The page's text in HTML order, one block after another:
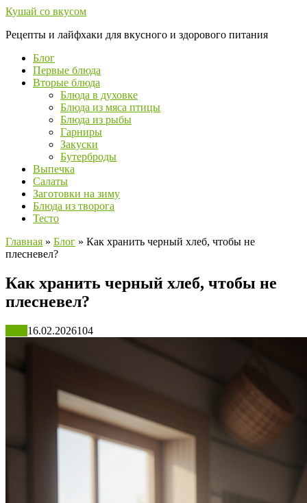
Перейти
контенту
Кушай со вкусом
Рецепты и лайфхаки для вкусного и здорового питания
Блог
Первые блюда
Вторые блюда
Блюда в духовке
Блюда из мяса птицы
Блюда из рыбы
Гарниры
Закуски
Бутерброды
Выпечка
Салаты
Заготовки на зиму
Блюда из творога
Тесто
Главная » Блог » Как хранить черный хлеб, чтобы не
плесневел?
Как хранить черный хлеб, чтобы не
плесневел?
16.02.2026104